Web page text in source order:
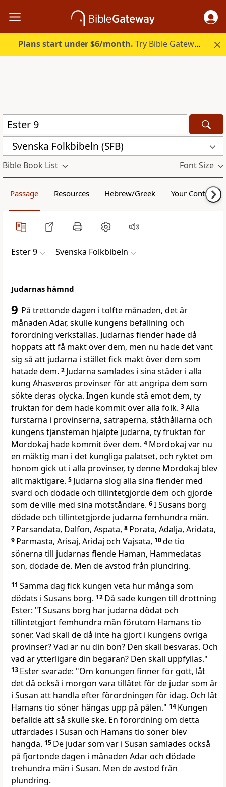
Plans start under $6/month. Try Bible Gateway Plus.
Svenska Folkbibeln (SFB)
Bible Book List Font Size
Passage Resources Hebrew/Greek Your Content
Ester 9 Svenska Folkbibeln
Judarnas hämnd
9 På trettonde dagen i tolfte månaden, det är
månaden Adar, skulle kungens befallning och
förordning verkställas. Judarnas fiender hade då
hoppats att få makt över dem, men nu hade det vänt
sig så att judarna i stället fick makt över dem som
hatade dem. 2 Judarna samlades i sina städer i alla
kung Ahasveros provinser för att angripa dem som
sökte deras olycka. Ingen kunde stå emot dem, ty
fruktan för dem hade kommit över alla folk. 3Alla
furstarna i provinserna, satraperna, ståthållarna och
kungens tjänstemän hjälpte judarna, ty fruktan för
Mordokaj hade kommit över dem. 4 Mordokaj var nu
en mäktig man i det kungliga palatset, och ryktet om
honom gick ut i alla provinser, ty denne Mordokaj blev
allt mäktigare. 5 Judarna slog alla sina fiender med
svärd och dödade och tillintetgjorde dem och gjorde
som de ville med sina motståndare. 6I Susans borg
dödade och tillintetgjorde judarna femhundra män.
7 Parsandata, Dalfon, Aspata, 8 Porata, Adalja, Aridata,
9 Parmasta, Arisaj, Aridaj och Vajsata, 10de tio
sönerna till judarnas fiende Haman, Hammedatas
son, dödade de. Men de avstod från plundring.
11 Samma dag fick kungen veta hur många som
dödats i Susans borg. 12 Då sade kungen till drottning
Ester: "I Susans borg har judarna dödat och
tillintetgjort femhundra män förutom Hamans tio
söner. Vad skall de då inte ha gjort i kungens övriga
provinser? Vad är nu din bön? Den skall besvaras. Och
vad är ytterligare din begäran? Den skall uppfyllas."
13 Ester svarade: "Om konungen finner för gott, låt
det då också i morgon vara tillåtet för de judar som är
i Susan att handla efter förordningen för idag. Och låt
Hamans tio söner hängas upp på pålen." 14 Kungen
befallde att så skulle ske. En förordning om detta
utfärdades i Susan och Hamans tio söner blev
hängda. 15 De judar som var i Susan samlades också
på fjortonde dagen i månaden Adar och dödade
trehundra män i Susan. Men de avstod från
plundring.